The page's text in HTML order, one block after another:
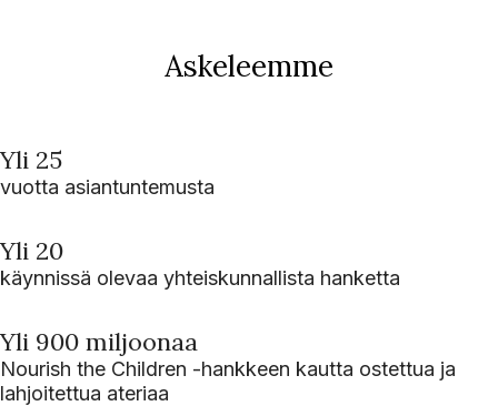
Askeleemme
Yli 25
vuotta asiantuntemusta
Yli 20
käynnissä olevaa yhteiskunnallista hanketta
Yli 900 miljoonaa
Nourish the Children -hankkeen kautta ostettua ja
lahjoitettua ateriaa